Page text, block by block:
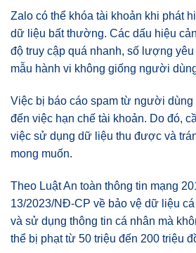
Zalo có thể khóa tài khoản khi phát
dữ liệu bất thường. Các dấu hiệu
độ truy cập quá nhanh, số lượng
mẫu hành vi không giống người
Việc bị báo cáo spam từ người dùng
đến việc hạn chế tài khoản. Do đó,
việc sử dụng dữ liệu thu được và
mong muốn.
Theo Luật An toàn thông tin mạng
13/2023/NĐ-CP về bảo vệ dữ liệu
và sử dụng thông tin cá nhân mà
thể bị phạt từ 50 triệu đến 200 triệu